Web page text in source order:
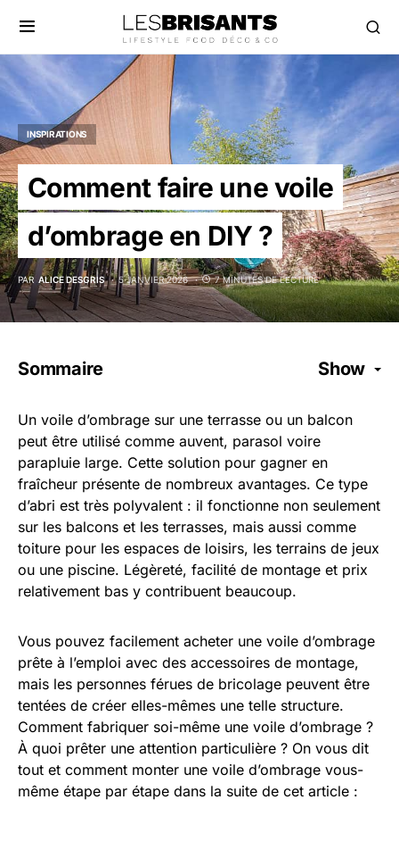
INSPIRATIONS
Comment faire une voile
d’ombrage en DIY ?
PAR ALICE DESGRIS 5 JANVIER 2026 7 MINUTES DE LECTURE
Sommaire Show
Un voile d’ombrage sur une terrasse ou un balcon
peut être utilisé comme auvent, parasol voire
parapluie large. Cette solution pour gagner en
fraîcheur présente de nombreux avantages. Ce type
d’abri est très polyvalent : il fonctionne non seulement
sur les balcons et les terrasses, mais aussi comme
toiture pour les espaces de loisirs, les terrains de jeux
ou une piscine. Légèreté, facilité de montage et prix
relativement bas y contribuent beaucoup.
Vous pouvez facilement acheter une voile d’ombrage
prête à l’emploi avec des accessoires de montage,
mais les personnes férues de bricolage peuvent être
tentées de créer elles-mêmes une telle structure.
Comment fabriquer soi-même une voile d’ombrage ?
À quoi prêter une attention particulière ? On vous dit
tout et comment monter une voile d’ombrage vous-
même étape par étape dans la suite de cet article :